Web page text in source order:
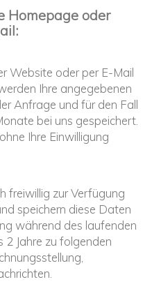
Homepage oder
Website oder per E-Mail
Ihre angegebenen
Anfrage und für den Fall
bei uns gespeichert.
Ihre Einwilligung
freiwillig zur Verfügung
speichern diese Daten
während des laufenden
Jahre zu folgenden